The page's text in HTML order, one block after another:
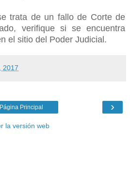
trata de un fallo de Corte de
verifique si se encuentra
el sitio del Poder Judicial.
2017
›
Página Principal
la versión web